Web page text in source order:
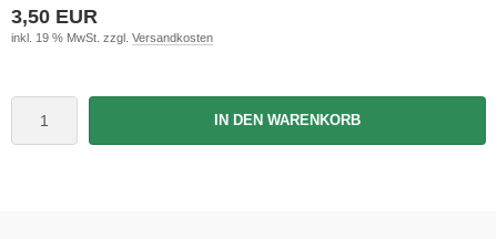
3,50 EUR
inkl. 19 % MwSt. zzgl. Versandkosten
IN DEN WARENKORB